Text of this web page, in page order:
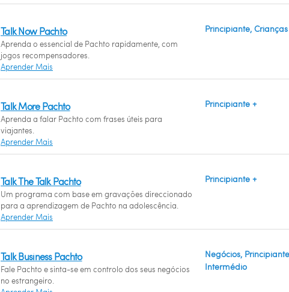
Talk Now Pachto
Aprenda o essencial de Pachto rapidamente, com
jogos recompensadores.
Aprender Mais
Principiante, Crianças
Talk More Pachto
Aprenda a falar Pachto com frases úteis para
viajantes.
Aprender Mais
Principiante +
Talk The Talk Pachto
Um programa com base em gravações direccionado
para a aprendizagem de Pachto na adolescência.
Aprender Mais
Principiante +
Talk Business Pachto
Fale Pachto e sinta-se em controlo dos seus negócios
no estrangeiro.
Negócios,
Intermédio